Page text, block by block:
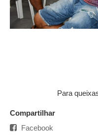
Para
Compartilhar
Facebook